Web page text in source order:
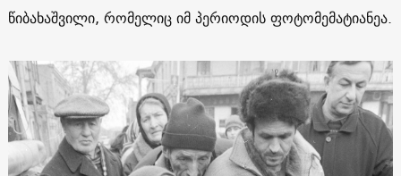
წიბახაშვილი, რომელიც იმ პერიოდის ფოტომემატიანეა.